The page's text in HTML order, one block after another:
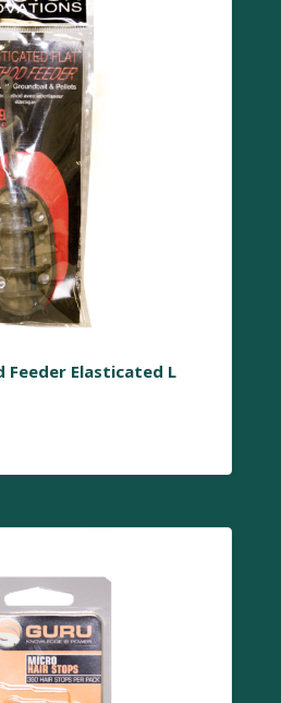
Feeder Elasticated L